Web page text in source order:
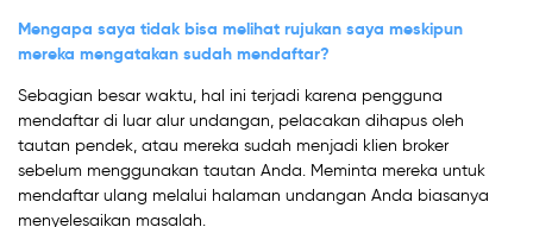
Mengapa saya tidak bisa melihat rujukan saya meskipun
mereka mengatakan sudah mendaftar?
Sebagian besar waktu, hal ini terjadi karena pengguna
mendaftar di luar alur undangan, pelacakan dihapus oleh
tautan pendek, atau mereka sudah menjadi klien broker
sebelum menggunakan tautan Anda. Meminta mereka untuk
mendaftar ulang melalui halaman undangan Anda biasanya
menyelesaikan masalah.